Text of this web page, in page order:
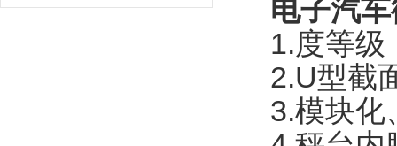
电子汽
1.度等
2.U型截
3.模块化